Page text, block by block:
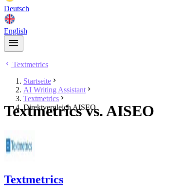
Deutsch
English
Textmetrics
Startseite
AI Writing Assistant
Textmetrics
Direktvergleich AISEO
Textmetrics vs. AISEO
Textmetrics